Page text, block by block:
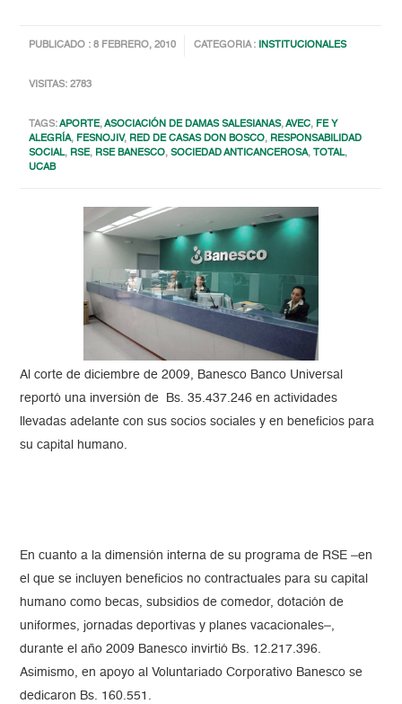
PUBLICADO : 8 FEBRERO, 2010 CATEGORIA : INSTITUCIONALES
VISITAS: 2783
TAGS:APORTE,ASOCIACIÓN DE DAMAS SALESIANAS,AVEC, FE Y
ALEGRÍA, FESNOJIV, RED DE CASAS DON BOSCO, RESPONSABILIDAD
SOCIAL, RSE, RSE BANESCO,SOCIEDAD ANTICANCEROSA, TOTAL,
UCAB
Al corte de diciembre de 2009, Banesco Banco Universal
reportó una inversión de Bs. 35.437.246 en actividades
llevadas adelante con sus socios sociales y en beneficios para
su capital humano.
En cuanto a la dimensión interna de su programa de RSE –en
el que se incluyen beneficios no contractuales para su capital
humano como becas, subsidios de comedor, dotación de
uniformes, jornadas deportivas y planes vacacionales–,
durante el año 2009 Banesco invirtió Bs. 12.217.396.
Asimismo, en apoyo al Voluntariado Corporativo Banesco se
dedicaron Bs. 160.551.